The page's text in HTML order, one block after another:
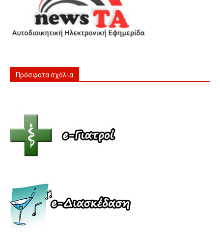
Πρόσφατα σχόλια